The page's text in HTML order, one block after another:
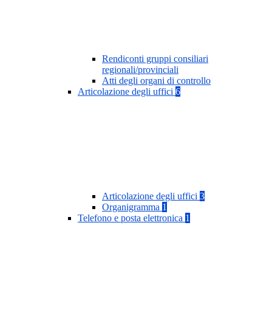
Rendiconti gruppi consiliari
regionali/provinciali
Atti degli organi di controllo
Articolazione degli uffici 6
Articolazione degli uffici 3
Organigramma 1
Telefono e posta elettronica 1